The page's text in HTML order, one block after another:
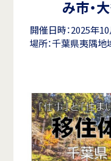
み市・
開催日時：2025年
場所：千葉県夷隅地